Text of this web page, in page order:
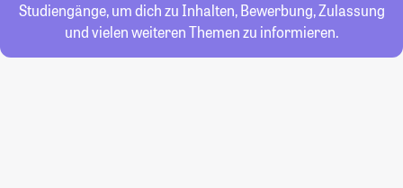
Studiengänge, um dich zu Inhalten, Bewerbung, Zulassung
und vielen weiteren Themen zu informieren.